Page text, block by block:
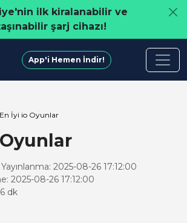
ilk kiralanabilir ve
şarj cihazı!
App'i Hemen İndir!
En İyi io Oyunlar
Yayınlanma: 2025-08-26 17:12:00
2025-08-26 17:12:00
dk